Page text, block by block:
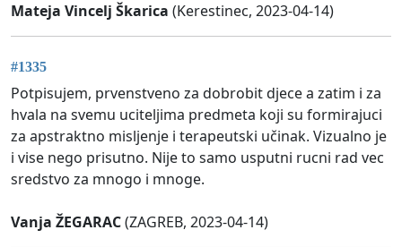
Mateja Vincelj Škarica (Kerestinec, 2023-04-14)
#1335
Potpisujem, prvenstveno za dobrobit djece a zatim i za
hvala na svemu uciteljima predmeta koji su formirajuci
za apstraktno misljenje i terapeutski učinak. Vizualno je
i vise nego prisutno. Nije to samo usputni rucni rad vec
sredstvo za mnogo i mnoge.
Vanja ŽEGARAC(ZAGREB, 2023-04-14)